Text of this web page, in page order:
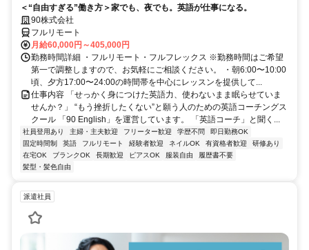
＜“自由すぎる”働き方＞家でも、夜でも。英語が仕事になる。
90株式会社
フルリモート
月給60,000円～405,000円
勤務時間詳細 ・フルリモート・フルフレックス ※勤務時間はご希望
第一で調整しますので、お気軽にご相談ください。 ・朝6:00〜10:00
頃、夕方17:00〜24:00の時間帯を中心にレッスンを提供して...
仕事内容 「せっかく身につけた英語力、使わないまま眠らせていま
せんか？」 “もう挫折したくない”と願う人のための英語コーチングス
クール 「90 English」を運営しています。 「英語コーチ」と聞く...
社員登用あり 主婦・主夫歓迎 フリーター歓迎 学歴不問
即日勤務OK
固定時間制
英語 フルリモート 経験者歓迎 ネイルOK 有資格者歓迎
研修あり
在宅OK
ブランクOK 長期歓迎 ピアスOK 服装自由
履歴書不要
髪型・髪色自由
派遣社員